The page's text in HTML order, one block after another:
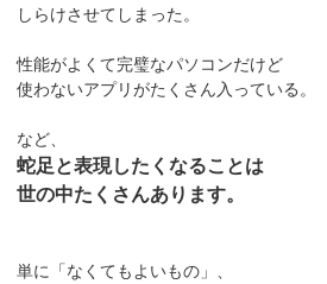
しらけさせてしまった。
性能がよくて完璧なパソコンだけど
使わないアプリがたくさん入っている。
など、
蛇足と表現したくなることは
世の中たくさんあります。
単に「なくてもよいもの」、